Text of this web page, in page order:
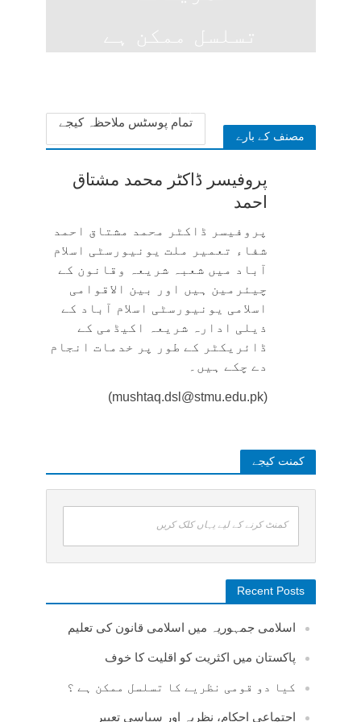
تسلسل ممکن ہے
مصنف کے بارے
تمام پوسٹس ملاحظہ کیجے
پروفیسر ڈاکٹر محمد مشتاق
احمد
پروفیسر ڈاکٹر محمد مشتاق احمد
شفاء تعمیر ملت یونیورسٹی اسلام
آباد میں شعبہ شریعہ وقانون کے
چیئرمین ہیں اور بین الاقوامی
اسلامی یونیورسٹی اسلام آباد کے
ذیلی ادارہ شریعہ اکیڈمی کے
ڈائریکٹر کے طور پر خدمات انجام
دے چکے ہیں۔
(mushtaq.dsl@stmu.edu.pk)
کمنت کیجے
کمنٹ کرنے کے لیے یہاں کلک کریں
Recent Posts
اسلامی جمہوریہ میں اسلامی قانون کی تعلیم
پاکستان میں اکثریت کو اقلیت کا خوف
کیا دو قومی نظریے کا تسلسل ممکن ہے ؟
اجتماعی احکام، نظریہ اور سیاسی تعبیر